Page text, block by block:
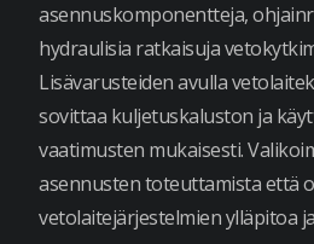
asennuskomponentteja,
hydraulisia ratkaisuja
Lisävarusteiden avulla
sovittaa kuljetuskaluston ja
vaatimusten mukaisesti.
asennusten toteuttamista että
vetolaitejärjestelmien ylläpitoa